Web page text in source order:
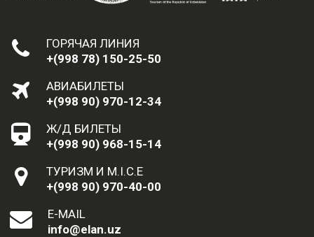
ГОРЯЧАЯ ЛИНИЯ
+(998 78) 150-25-50
АВИАБИЛЕТЫ
+(998 90) 970-12-34
Ж/Д БИЛЕТЫ
+(998 90) 968-15-14
ТУРИЗМ И M.I.C.E
+(998 90) 970-40-00
E-MAIL
info@elan.uz